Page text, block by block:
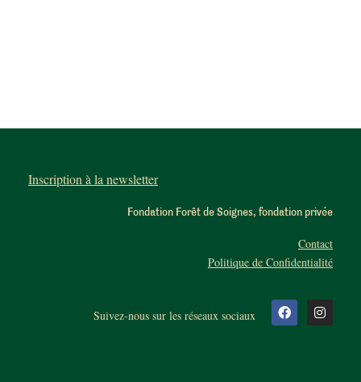
Inscription à la newsletter
Fondation Forêt de Soignes, fondation privée
Contact
Politique de Confidentialité
Suivez-nous sur les réseaux sociaux